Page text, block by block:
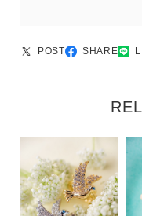
POST SHARE